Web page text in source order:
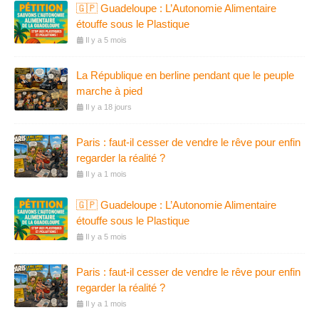
🇬🇵 Guadeloupe : L’Autonomie Alimentaire
étouffe sous le Plastique
Il y a 5 mois
La République en berline pendant que le peuple
marche à pied
Il y a 18 jours
Paris : faut-il cesser de vendre le rêve pour enfin
regarder la réalité ?
Il y a 1 mois
🇬🇵 Guadeloupe : L’Autonomie Alimentaire
étouffe sous le Plastique
Il y a 5 mois
Paris : faut-il cesser de vendre le rêve pour enfin
regarder la réalité ?
Il y a 1 mois